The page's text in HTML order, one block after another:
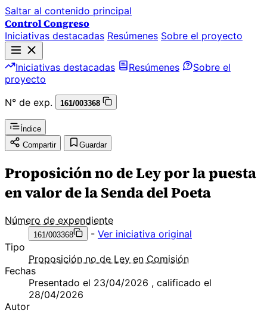
Saltar al contenido principal
Control Congreso
Iniciativas destacadas Resúmenes Sobre el proyecto
Iniciativas destacadas Resúmenes
Sobre el
proyecto
N° de exp.
161/003368
Índice
Compartir
Guardar
Proposición no de Ley por la puesta
en valor de la Senda del Poeta
Número de expendiente
161/003368 - Ver iniciativa original
Tipo
Proposición no de Ley en Comisión
Fechas
Presentado el 23/04/2026 , calificado el
28/04/2026
Autor